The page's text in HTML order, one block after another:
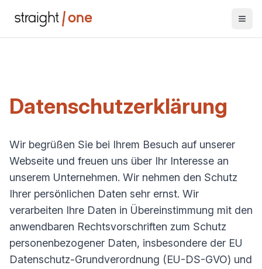
Datenschutzerklärung
Wir begrüßen Sie bei Ihrem Besuch auf unserer
Webseite und freuen uns über Ihr Interesse an
unserem Unternehmen. Wir nehmen den Schutz
Ihrer persönlichen Daten sehr ernst. Wir
verarbeiten Ihre Daten in Übereinstimmung mit den
anwendbaren Rechtsvorschriften zum Schutz
personenbezogener Daten, insbesondere der EU
Datenschutz-Grundverordnung (EU-DS-GVO) und